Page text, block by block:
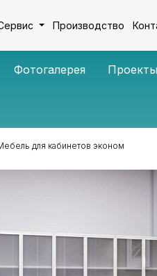
Производство
Фотогалерея Проекты
для кабинетов эконом